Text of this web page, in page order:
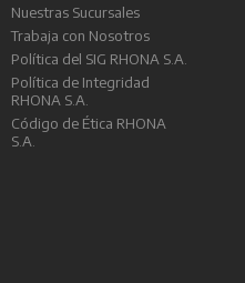
Nuestras Sucursales
Trabaja con Nosotros
Política del SIG RHONA S.A.
Política de Integridad
RHONA S.A.
Código de Ética RHONA
S.A.